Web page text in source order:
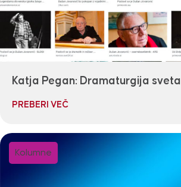
Katja Pegan: Dramaturgija sveta
PREBERI VEČ
Kolumne